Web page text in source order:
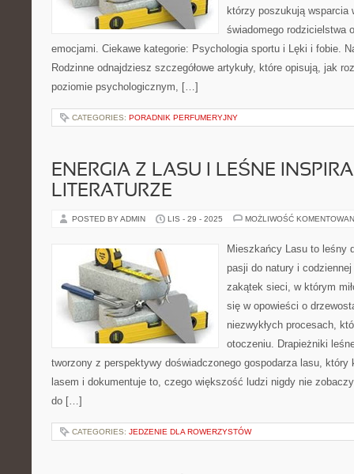
którzy poszukują wsparcia
świadomego rodzicielstwa
emocjami. Ciekawe kategorie: Psychologia sportu i Lęki i fobie.
Rodzinne odnajdziesz szczegółowe artykuły, które opisują, jak
poziomie psychologicznym, […]
CATEGORIES: PORADNIK PERFUMERYJNY
ENERGIA Z LASU I LEŚNE
LITERATURZE
POSTED BY ADMIN LIS - 29 - 2025 MOŻLIWOŚĆ
Mieszkańcy Lasu to leśny
pasji do natury i
zakątek sieci, w którym
się w opowieści o
niezwykłych procesach,
otoczeniu. Drapieżniki
tworzony z perspektywy doświadczonego gospodarza lasu, który
lasem i dokumentuje to, czego większość ludzi nigdy nie
do […]
CATEGORIES: JEDZENIE DLA ROWERZYSTÓW